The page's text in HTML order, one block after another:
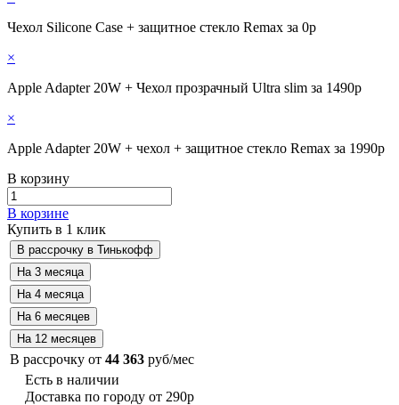
Чехол Silicone Case + защитное стекло Remax за 0р
×
Apple Adapter 20W + Чехол прозрачный Ultra slim за 1490р
×
Apple Adapter 20W + чехол + защитное стекло Remax за 1990р
В корзину
В корзине
Купить в 1 клик
В рассрочку от 44 363 руб/мес
Есть в наличии
Доставка по городу от 290р